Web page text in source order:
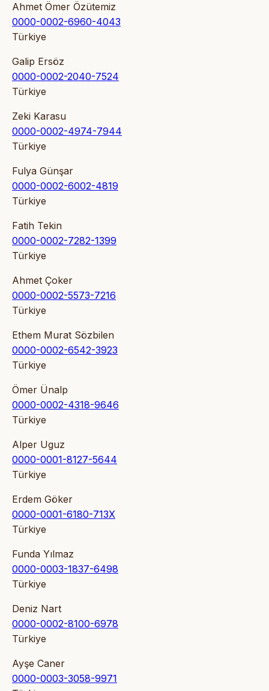
Ahmet Ömer Özütemiz
0000-0002-6960-4043
Türkiye
Galip Ersöz
0000-0002-2040-7524
Türkiye
Zeki Karasu
0000-0002-4974-7944
Türkiye
Fulya Günşar
0000-0002-6002-4819
Türkiye
Fatih Tekin
0000-0002-7282-1399
Türkiye
Ahmet Çoker
0000-0002-5573-7216
Türkiye
Ethem Murat Sözbilen
0000-0002-6542-3923
Türkiye
Ömer Ünalp
0000-0002-4318-9646
Türkiye
Alper Uguz
0000-0001-8127-5644
Türkiye
Erdem Göker
0000-0001-6180-713X
Türkiye
Funda Yılmaz
0000-0003-1837-6498
Türkiye
Deniz Nart
0000-0002-8100-6978
Türkiye
Ayşe Caner
0000-0003-3058-9971